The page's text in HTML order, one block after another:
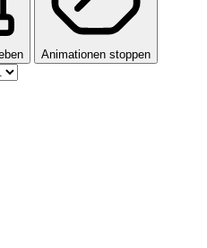
Animationen stoppen